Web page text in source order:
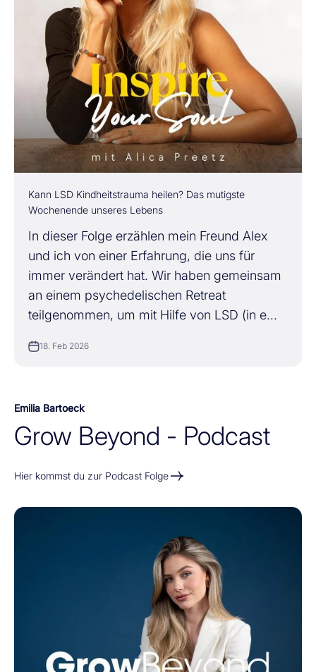
Kann LSD Kindheitstrauma heilen? Das mutigste
Wochenende unseres Lebens
In dieser Folge erzählen mein Freund Alex
und ich von einer Erfahrung, die uns für
immer verändert hat. Wir haben gemeinsam
an einem psychedelischen Retreat
teilgenommen, um mit Hilfe von LSD (in e...
18. Feb 2026
Emilia Bartoeck
Hier kommst du zur Podcast Folge